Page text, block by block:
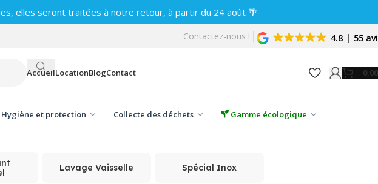
elles seront traitées à notre retour, à partir du 24 août 🌴
Contactez-nous ! 4.8 55
AccueilLocationBlogContact
Hygiène et protection Collecte des déchets Gamme écologique
Lavage Vaisselle Spécial Inox